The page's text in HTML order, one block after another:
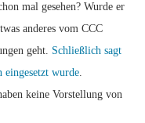
mal gesehen? Wurde er
anderes vom CCC
geht. Schließlich sagt
eingesetzt wurde.
keine Vorstellung von